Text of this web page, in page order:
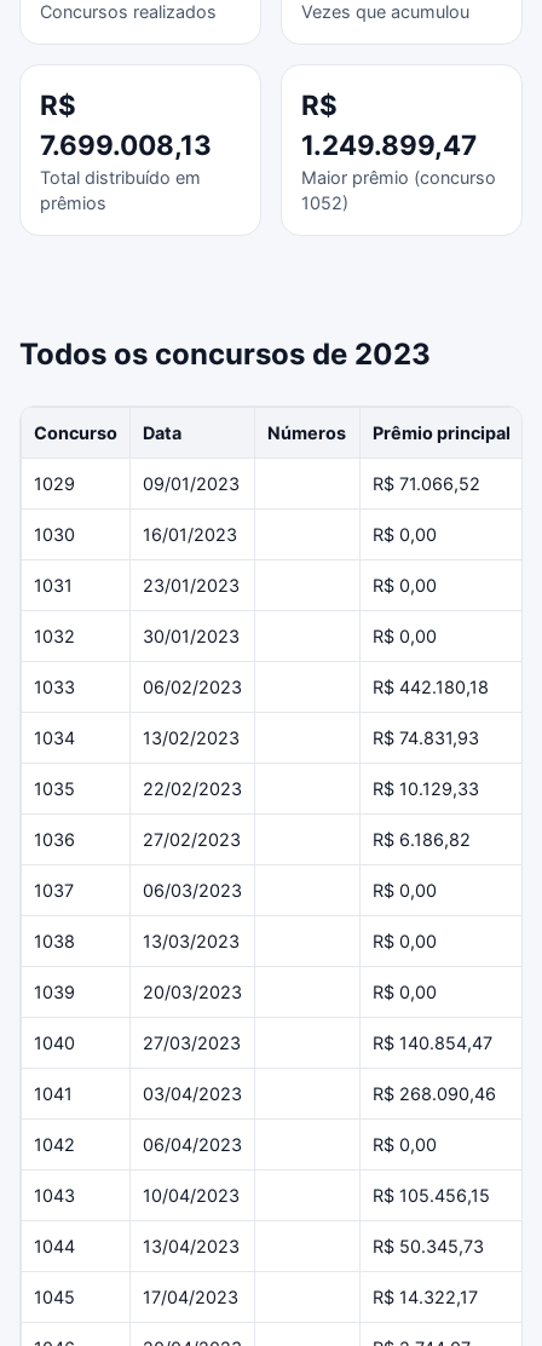
Concursos realizados Vezes que acumulou
R$
7.699.008,13
Total distribuído em
prêmios
R$
1.249.899,47
Maior prêmio (concurso
1052)
Todos os concursos de 2023
Concurso Data Números Prêmio principal
1029 09/01/2023 R$ 71.066,52
1030 16/01/2023 R$ 0,00
1031 23/01/2023 R$ 0,00
1032 30/01/2023 R$ 0,00
1033 06/02/2023 R$ 442.180,18
1034 13/02/2023 R$ 74.831,93
1035 22/02/2023 R$ 10.129,33
1036 27/02/2023 R$ 6.186,82
1037 06/03/2023 R$ 0,00
1038 13/03/2023 R$ 0,00
1039 20/03/2023 R$ 0,00
1040 27/03/2023 R$ 140.854,47
1041 03/04/2023 R$ 268.090,46
1042 06/04/2023 R$ 0,00
1043 10/04/2023 R$ 105.456,15
1044 13/04/2023 R$ 50.345,73
1045 17/04/2023 R$ 14.322,17